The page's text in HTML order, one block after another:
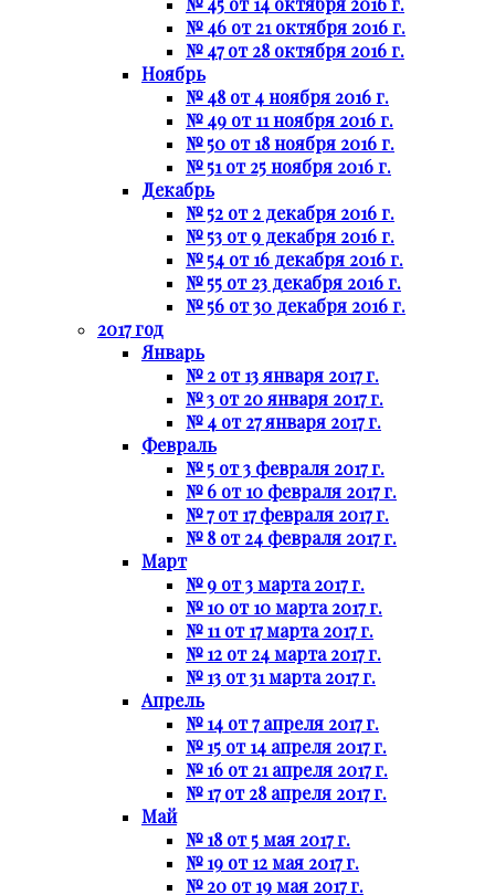
№ 46 от 21 октября 2016 г.
№ 47 от 28 октября 2016 г.
Ноябрь
№ 48 от 4 ноября 2016 г.
№ 49 от 11 ноября 2016 г.
№ 50 от 18 ноября 2016 г.
№ 51 от 25 ноября 2016 г.
Декабрь
№ 52 от 2 декабря 2016 г.
№ 53 от 9 декабря 2016 г.
№ 54 от 16 декабря 2016 г.
№ 55 от 23 декабря 2016 г.
№ 56 от 30 декабря 2016 г.
2017 год
Январь
№ 2 от 13 января 2017 г.
№ 3 от 20 января 2017 г.
№ 4 от 27 января 2017 г.
Февраль
№ 5 от 3 февраля 2017 г.
№ 6 от 10 февраля 2017 г.
№ 7 от 17 февраля 2017 г.
№ 8 от 24 февраля 2017 г.
Март
№ 9 от 3 марта 2017 г.
№ 10 от 10 марта 2017 г.
№ 11 от 17 марта 2017 г.
№ 12 от 24 марта 2017 г.
№ 13 от 31 марта 2017 г.
Апрель
№ 14 от 7 апреля 2017 г.
№ 15 от 14 апреля 2017 г.
№ 16 от 21 апреля 2017 г.
№ 17 от 28 апреля 2017 г.
Май
№ 18 от 5 мая 2017 г.
№ 19 от 12 мая 2017 г.
№ 20 от 19 мая 2017 г.